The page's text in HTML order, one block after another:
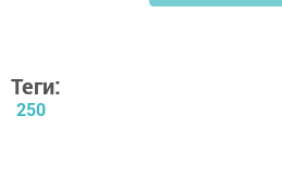
Теги:
250